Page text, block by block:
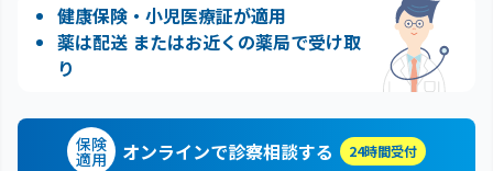
健康保険・小児医療証が適用
薬は配送 またはお近くの薬局で受け取
り
保険
適用 オンラインで診察相談する 24時間受付